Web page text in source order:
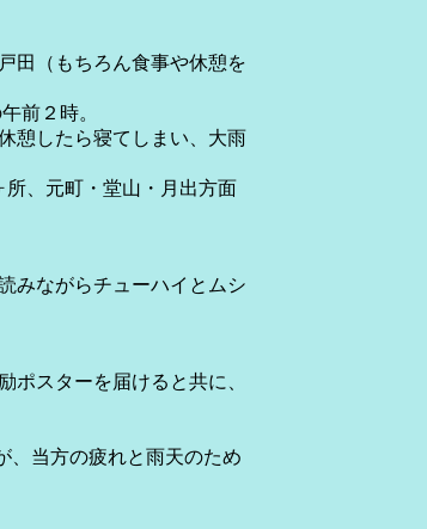
田（もちろん食事や休憩を
前２時。
憩したら寝てしまい、大雨
、元町・堂山・月出方面
みながらチューハイとムシ
スターを届けると共に、
、当方の疲れと雨天のため